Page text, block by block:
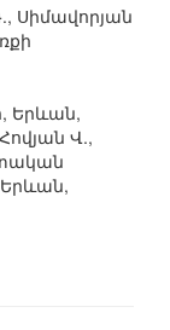
Սիմավորյան
Երևան,
Վ.,